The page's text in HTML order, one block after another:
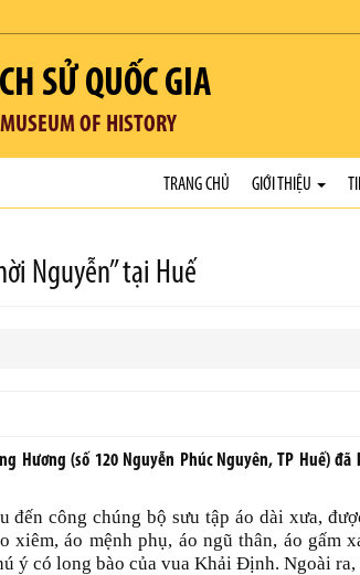
SỬ QUỐC GIA
OF HISTORY
TRANG CHỦ GIỚI THIỆU
Nguyễn” tại Huế
Hương (số 120 Nguyễn Phúc Nguyên, TP Huế)
đến công chúng bộ sưu tập áo dài xưa,
xiêm, áo mệnh phụ, áo ngũ thân, áo gấm
ý có long bào của vua Khải Định. Ngoài